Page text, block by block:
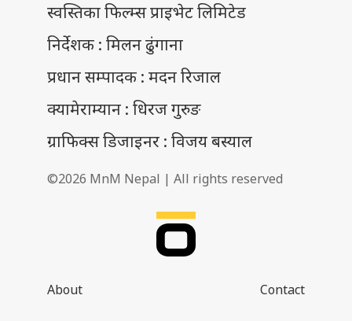
स्वस्तिका फिल्म्स प्राइभेट लिमिटेड
निर्देशक : मिलन ढुंगाना
प्रधान सम्पादक : मदन रिजाल
क्यामेराम्यान : धिरज गुरुङ
ग्राफिक्स डिजाइनर : विजय बस्याल
©2026 MnM Nepal | All rights reserved
About Contact